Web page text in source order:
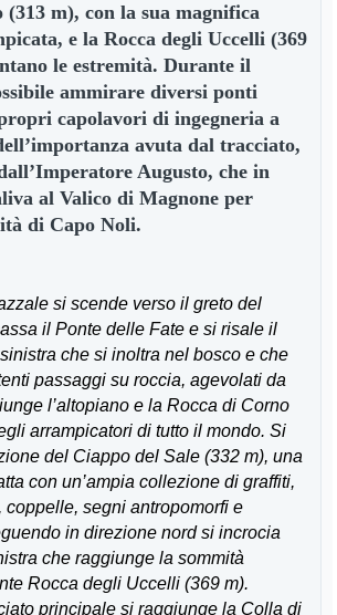
(313 m), con la sua magnifica
e la Rocca degli Uccelli (369
le estremità. Durante il
ammirare diversi ponti
capolavori di ingegneria a
avuta dal tracciato,
Augusto, che in
al Valico di Magnone per
di Capo Noli.
si scende verso il greto del
il Ponte delle Fate e si risale il
che si inoltra nel bosco e che
passaggi su roccia, agevolati da
l’altopiano e la Rocca di Corno
arrampicatori di tutto il mondo. Si
del Ciappo del Sale (332 m), una
con un’ampia collezione di graffiti,
coppelle, segni antropomorfi e
in direzione nord si incrocia
che raggiunge la sommità
Rocca degli Uccelli (369 m).
principale si raggiunge la Colla di